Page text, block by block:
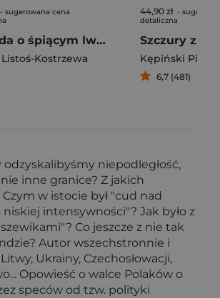
- sugerowana cena
Ballada o śpiącym lwie
Kostrzewa
44,90 zł -
detaliczna
Szczury z
Kępiński Piotr
6,7 (481)
niepodległość,
inne granice? Z jakich
w istocie był "cud nad
intensywności"? Jak było z
Co jeszcze z nie tak
Autor wszechstronnie i
Ukrainy, Czechosłowacji,
Opowieść o walce Polaków o
speców od tzw. polityki